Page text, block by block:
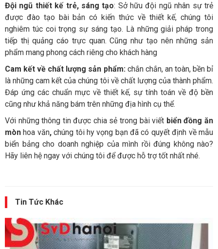
Đội ngũ thiết kế trẻ, sáng tạo: Sở hữu đội ngũ nhân sự trẻ
được đào tạo bài bản có kiến thức về thiết kế, chúng tôi
nghiêm túc coi trọng sự sáng tạo. Là những giải pháp trong
tiếp thị quảng cáo trực quan. Cũng như tạo nên những sản
phẩm mang phong cách riêng cho khách hàng
Cam kết về chất lượng sản phẩm: chắn chắn, an toàn, bền bỉ
là những cam kết của chúng tôi về chất lượng của thành phẩm.
Đáp ứng các chuẩn mực về thiết kế, sự tính toán về độ bền
cũng như khả năng bám trên những địa hình cụ thể.
Với những thông tin được chia sẻ trong bài viết biển đồng ăn
mòn hoa văn,chúng tôi hy vọng bạn đã có quyết định về mẫu
biển bảng cho doanh nghiệp của mình rồi đúng không nào?
Hãy liên hệ ngay với chúng tôi để được hỗ trợ tốt nhất nhé.
Tin Tức Khác